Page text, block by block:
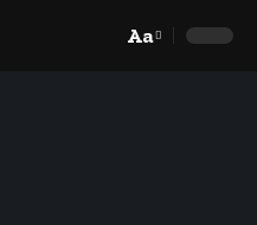
Font
Aa